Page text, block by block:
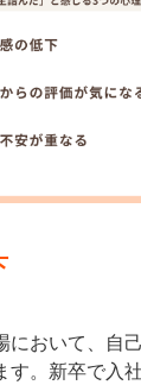
において、自
す。新卒で入